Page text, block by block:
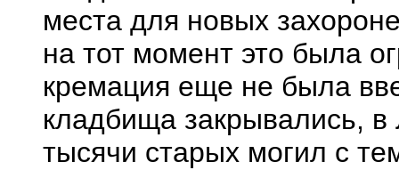
места для новых
на тот момент это была
кремация еще не была
кладбища закрывались,
тысячи старых могил с